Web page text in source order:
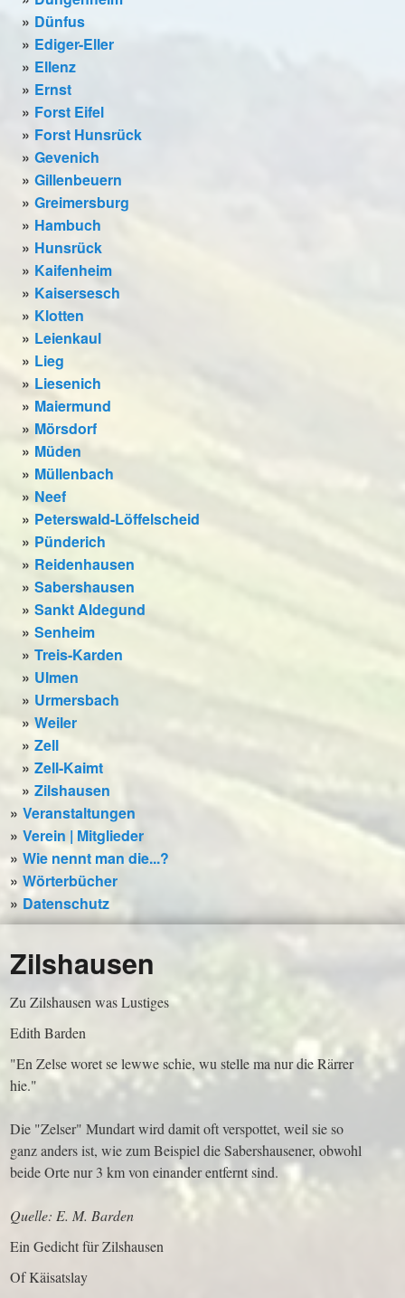
Dünfus
Ediger-Eller
Ellenz
Ernst
Forst Eifel
Forst Hunsrück
Gevenich
Gillenbeuern
Greimersburg
Hambuch
Hunsrück
Kaifenheim
Kaisersesch
Klotten
Leienkaul
Lieg
Liesenich
Maiermund
Mörsdorf
Müden
Müllenbach
Neef
Peterswald-Löffelscheid
Pünderich
Reidenhausen
Sabershausen
Sankt Aldegund
Senheim
Treis-Karden
Ulmen
Urmersbach
Weiler
Zell
Zell-Kaimt
Zilshausen
Veranstaltungen
Verein | Mitglieder
Wie nennt man die...?
Wörterbücher
Datenschutz
Zilshausen
Zu Zilshausen was Lustiges
Edith Barden
"En Zelse woret se lewwe schie, wu stelle ma nur die Rärrer
hie."
Die "Zelser" Mundart wird damit oft verspottet, weil sie so
ganz anders ist, wie zum Beispiel die Sabershausener, obwohl
beide Orte nur 3 km von einander entfernt sind.
Quelle: E. M. Barden
Ein Gedicht für Zilshausen
Of Käisatslay